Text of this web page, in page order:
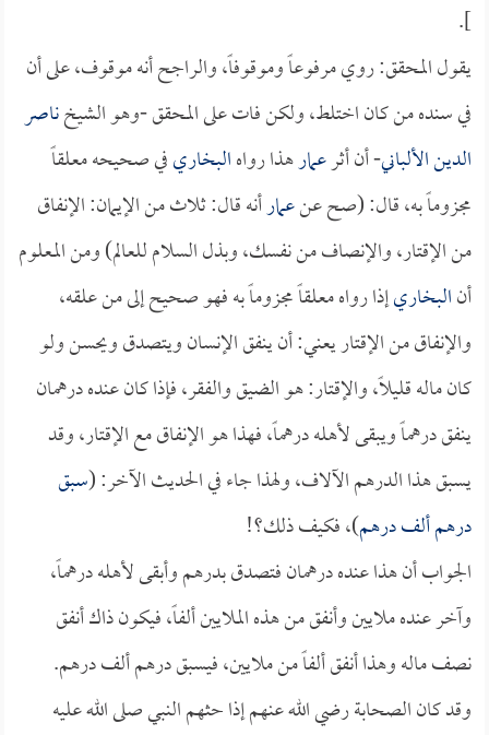
].
يقول المحقق: روي مرفوعاً وموقوفاً، والراجح أنه موقوف، على أن
في سنده من كان اختلط، ولكن فات على المحقق -وهو الشيخناصر
الدين الألباني- أن أثرعمارهذا رواهالبخاريفي صحيحه معلقاً
مجزوماً به، قال: (صح عنعمارأنه قال: ثلاث من الإيمان: الإنفاق
من الإقتار، والإنصاف من نفسك، وبذل السلام للعالم) ومن المعلوم
أنالبخاريإذا رواه معلقاً مجزوماً به فهو صحيح إلى من علقه،
والإنفاق من الإقتار يعني: أن ينفق الإنسان ويتصدق ويحسن ولو
كان ماله قليلاً، والإقتار: هو الضيق والفقر، فإذا كان عنده درهمان
ينفق درهماً ويبقى لأهله درهماً، فهذا هو الإنفاق مع الإقتار، وقد
يسبق هذا الدرهم الآلاف، ولهذا جاء في الحديث الآخر: (سبق
درهم ألف درهم)، فكيف ذلك؟!
الجواب أن هذا عنده درهمان فتصدق بدرهم وأبقى لأهله درهماً،
وآخر عنده ملايين وأنفق من هذه الملايين ألفاً، فيكون ذاك أنفق
نصف ماله وهذا أنفق ألفاً من ملايين، فيسبق درهم ألف درهم.
وقد كان الصحابة رضي الله عنهم إذا حثهم النبي صلى الله عليه